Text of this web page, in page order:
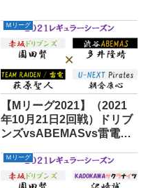
Ｍリーグ
【Mリーグ2021】（2021
年10月21日2回戦）ドリブ
ンズvsABEMASvs雷電vs
Ｍリーグ